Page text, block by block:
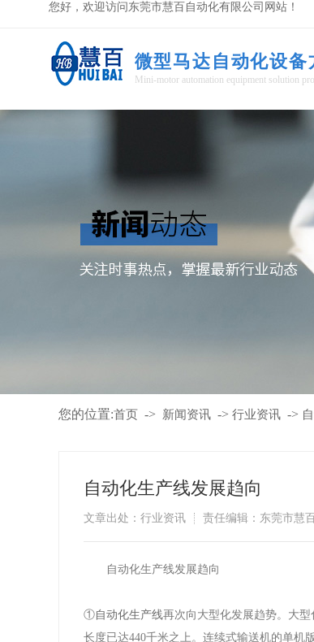
您好，欢迎访问东莞市慧百自动化有限公司网站！
微型马达自动化设备
Mini-motor automation equipment solution
您的位置:首页 -> 新闻资讯 -> 行业资讯 ->
​自动化生产线发展趋向
文章出处：行业资讯 责任编辑：东莞市慧
​自动化生产线发展趋向
①自动化生产线再次向大型化发展趋势。大
长度已达440千米之上。连续式输送机的单机